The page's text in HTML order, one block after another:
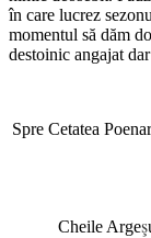
în care lucrez
momentul să dăm
destoinic angajat
Spre Cetatea
Cheile Argeş